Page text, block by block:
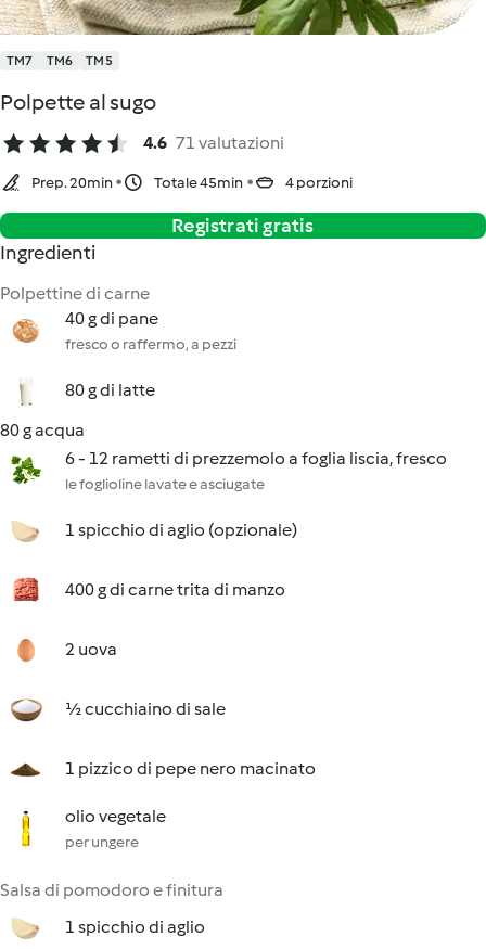
TM7 TM6 TM5
Polpette al sugo
4.6 71 valutazioni
Prep. 20min Totale 45min 4 porzioni
Registrati gratis
Ingredienti
Polpettine di carne
40 g di pane
fresco o raffermo, a pezzi
80 g di latte
80 g acqua
6 - 12 rametti di prezzemolo a foglia liscia, fresco
le foglioline lavate e asciugate
1 spicchio di aglio (opzionale)
400 g di carne trita di manzo
2 uova
½ cucchiaino di sale
1 pizzico di pepe nero macinato
olio vegetale
per ungere
Salsa di pomodoro e finitura
1 spicchio di aglio